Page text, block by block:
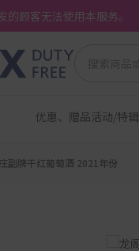
的顾客无法使用本服务。
优惠、赠品活动/特辑
副牌干红葡萄酒 2021年份